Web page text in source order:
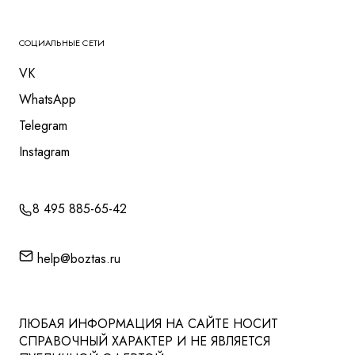
СОЦИАЛЬНЫЕ СЕТИ
VK
WhatsApp
Telegram
Instagram
8 495 885-65-42
help@boztas.ru
ЛЮБАЯ ИНФОРМАЦИЯ НА САЙТЕ НОСИТ
СПРАВОЧНЫЙ ХАРАКТЕР И НЕ ЯВЛЯЕТСЯ